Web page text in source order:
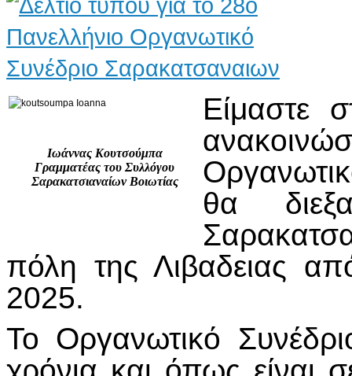
Ιωάννας Κουτσούμπα
Γραμματέας του Συλλόγου
Σαρακατσιαναίων Βοιωτίας
Είμαστε
θα
πόλη της Λιβαδειας
2025.
Το Οργανωτικό